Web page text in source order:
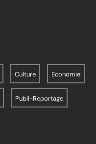
Culture Economie
Publi-Reportage